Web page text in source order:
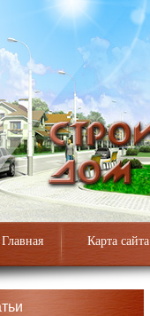
Главная Карта сайта